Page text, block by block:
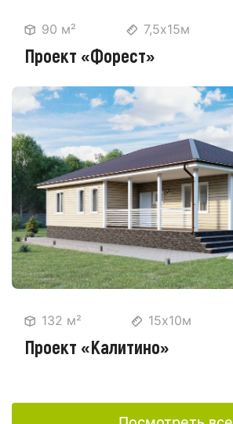
90 м² 7,5х15м
Проект «Форест»
132 м² 15х10м
Проект «Калитино»